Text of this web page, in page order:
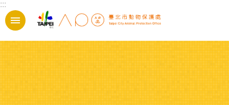
跳到主要內容區塊
:::